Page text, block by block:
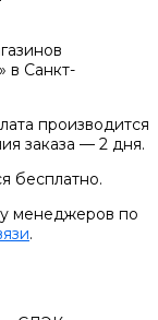
в Санкт-
производится
заказа — 2 дня.
бесплатно.
менеджеров по
.